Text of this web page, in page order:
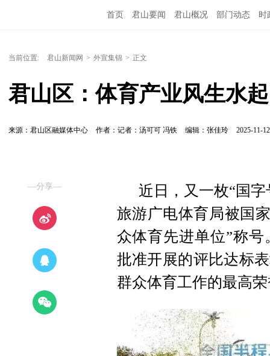
首页 君山要闻 君山概况 部门动态 时
当前位置: 君山新闻网 > 外宣集锦 > 正文
君山区：体育产业风生水
来源：君山区融媒体中心 作者：记者：汤可可 冯铁 编辑：张佳玲 2025-11-
—分享—
近日，又一枚“国
旅游广电体育局被国
众体育先进单位”称
批准开展的评比达标
群众体育工作的最高